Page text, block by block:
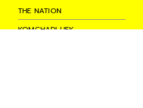
THE NATION
KOMCHADLUEK